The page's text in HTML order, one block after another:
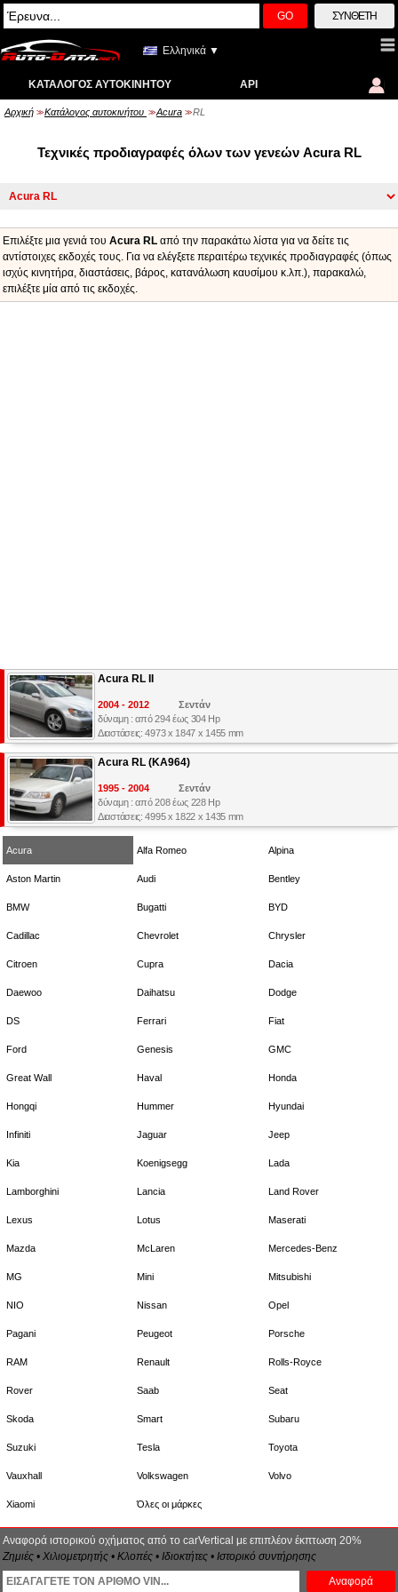
GO ΣΎΝΘΕΤΗ
Ελληνικά ▼
ΚΑΤΆΛΟΓΟΣ ΑΥΤΟΚΙΝΉΤΟΥ API
Αρχική >> Κατάλογος αυτοκινήτου >> Acura >> RL
Τεχνικές προδιαγραφές όλων των γενεών Acura RL
Επιλέξτε μια γενιά του Acura RL από την παρακάτω λίστα για να δείτε τις
αντίστοιχες εκδοχές τους. Για να ελέγξετε περαιτέρω τεχνικές προδιαγραφές (όπως
ισχύς κινητήρα, διαστάσεις, βάρος, κατανάλωση καυσίμου κ.λπ.), παρακαλώ,
επιλέξτε μία από τις εκδοχές.
Acura RL II
2004 - 2012
Σεντάν
δύναμη : από 294 έως 304 Hp
Διαστάσεις: 4973 x 1847 x 1455 mm
Acura RL (KA964)
1995 - 2004
Σεντάν
δύναμη : από 208 έως 228 Hp
Διαστάσεις: 4995 x 1822 x 1435 mm
Acura Alfa Romeo Alpina
Aston Martin Audi Bentley
BMW Bugatti BYD
Cadillac Chevrolet Chrysler
Citroen Cupra Dacia
Daewoo Daihatsu Dodge
DS Ferrari Fiat
Ford Genesis GMC
Great Wall Haval Honda
Hongqi Hummer Hyundai
Infiniti Jaguar Jeep
Kia Koenigsegg Lada
Lamborghini Lancia Land Rover
Lexus Lotus Maserati
Mazda McLaren Mercedes-Benz
MG Mini Mitsubishi
NIO Nissan Opel
Pagani Peugeot Porsche
RAM Renault Rolls-Royce
Rover Saab Seat
Skoda Smart Subaru
Suzuki Tesla Toyota
Vauxhall Volkswagen Volvo
Xiaomi Όλες οι μάρκες
Αναφορά ιστορικού οχήματος από το carVertical με επιπλέον έκπτωση 20%
Ζημιές • Χιλιομετρητής • Κλοπές • Ιδιοκτήτες • Ιστορικό συντήρησης
Αναφορά